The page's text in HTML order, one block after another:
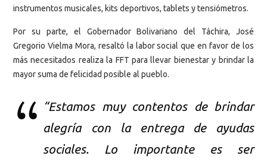
instrumentos musicales, kits deportivos, tablets y tensiómetros.
Por su parte, el Gobernador Bolivariano del Táchira, José
Gregorio Vielma Mora, resaltó la labor social que en favor de los
más necesitados realiza la FFT para llevar bienestar y brindar la
mayor suma de felicidad posible al pueblo.
“Estamos muy contentos de brindar
alegría con la entrega de ayudas
sociales. Lo importante es ser